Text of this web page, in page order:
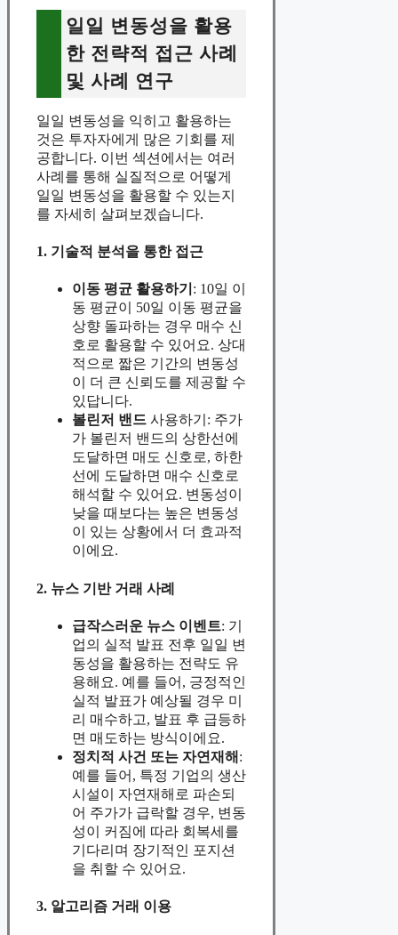
일일 변동성을 활용
한 전략적 접근 사례
및 사례 연구
일일 변동성을 익히고 활용하는
것은 투자자에게 많은 기회를 제
공합니다. 이번 섹션에서는 여러
사례를 통해 실질적으로 어떻게
일일 변동성을 활용할 수 있는지
를 자세히 살펴보겠습니다.
1. 기술적 분석을 통한 접근
이동 평균 활용하기 : 10일 이
동 평균이 50일 이동 평균을
상향 돌파하는 경우 매수 신
호로 활용할 수 있어요. 상대
적으로 짧은 기간의 변동성
이 더 큰 신뢰도를 제공할 수
있답니다.
볼린저 밴드 사용하기: 주가
가 볼린저 밴드의 상한선에
도달하면 매도 신호로, 하한
선에 도달하면 매수 신호로
해석할 수 있어요. 변동성이
낮을 때보다는 높은 변동성
이 있는 상황에서 더 효과적
이에요.
2. 뉴스 기반 거래 사례
급작스러운 뉴스 이벤트: 기
업의 실적 발표 전후 일일 변
동성을 활용하는 전략도 유
용해요. 예를 들어, 긍정적인
실적 발표가 예상될 경우 미
리 매수하고, 발표 후 급등하
면 매도하는 방식이에요.
정치적 사건 또는 자연재해 :
예를 들어, 특정 기업의 생산
시설이 자연재해로 파손되
어 주가가 급락할 경우, 변동
성이 커짐에 따라 회복세를
기다리며 장기적인 포지션
을 취할 수 있어요.
3. 알고리즘 거래 이용